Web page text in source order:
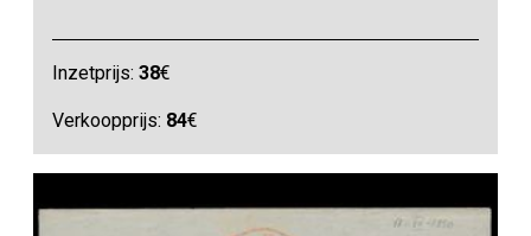
Inzetprijs:38€
Verkoopprijs: 84€